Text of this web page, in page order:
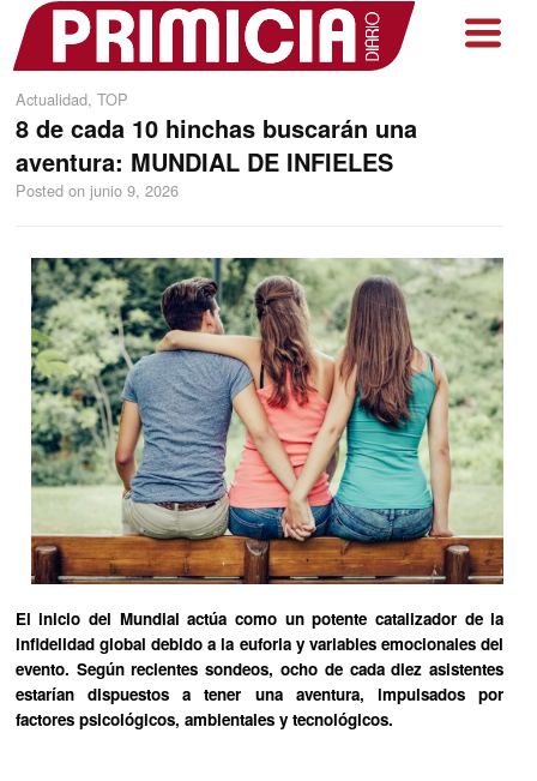
Actualidad, TOP
8 de cada 10 hinchas buscarán una
aventura: MUNDIAL DE INFIELES
Posted on junio 9, 2026
El inicio del Mundial actúa como un potente catalizador de la
infidelidad global debido a la euforia y variables emocionales del
evento. Según recientes sondeos, ocho de cada diez asistentes
estarían dispuestos a tener una aventura, impulsados por
factores psicológicos, ambientales y tecnológicos.